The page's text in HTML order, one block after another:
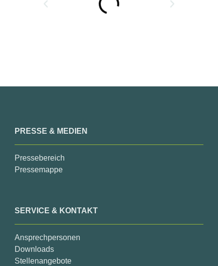
PRESSE & MEDIEN
Pressebereich
Pressemappe
SERVICE & KONTAKT
Ansprechpersonen
Downloads
Stellenangebote